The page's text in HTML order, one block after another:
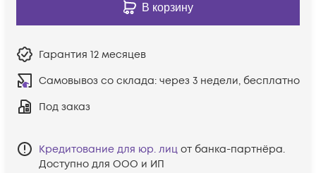
В корзину
Гарантия 12 месяцев
Самовывоз со склада: через 3 недели, бесплатно
Под заказ
Кредитование для юр. лиц от банка-партнёра.
Доступно для ООО и ИП